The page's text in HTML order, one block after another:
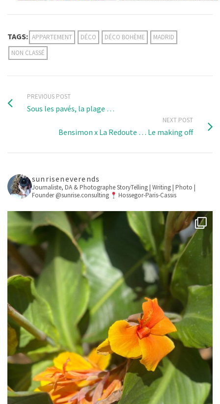
TAGS: APPARTEMENT DÉCO DÉCO BOHÈME
MADRID
NON CLASSÉ
PREVIOUS POST
Sous les pavés, la plage …
NEXT POST
Bensimon x La Redoute … Le making off
sunriseneverends
Journaliste, DA & PhotographeStoryTelling | Writing | Photo |
Founder @sunrise.consulting
Hossegor-Paris-Cassis